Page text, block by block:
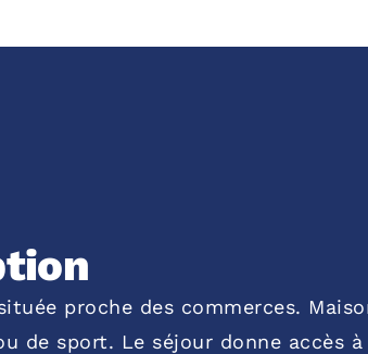
proche des commerces.
de sport. Le séjour donne accès